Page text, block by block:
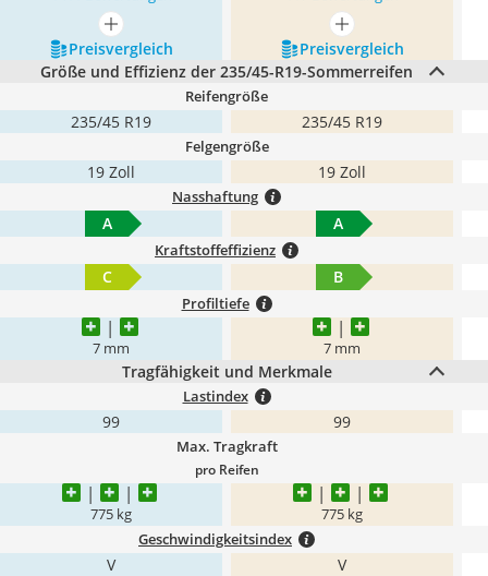
mehr anzeigen
mehr anzeigen
Preis­vergleich
Preis­vergleich
Größe und Effizienz der 235/45-R19-Sommerreifen
Reifengröße
235/45 R19 235/45 R19
Felgengröße
19 Zoll 19 Zoll
Nasshaftung
A A
Kraftstoffeffizienz
C B
Profiltiefe
7 mm 7 mm
Tragfähigkeit und Merkmale
Lastindex
99 99
Max. Tragkraft
pro Reifen
775 kg 775 kg
Geschwindigkeitsindex
V V